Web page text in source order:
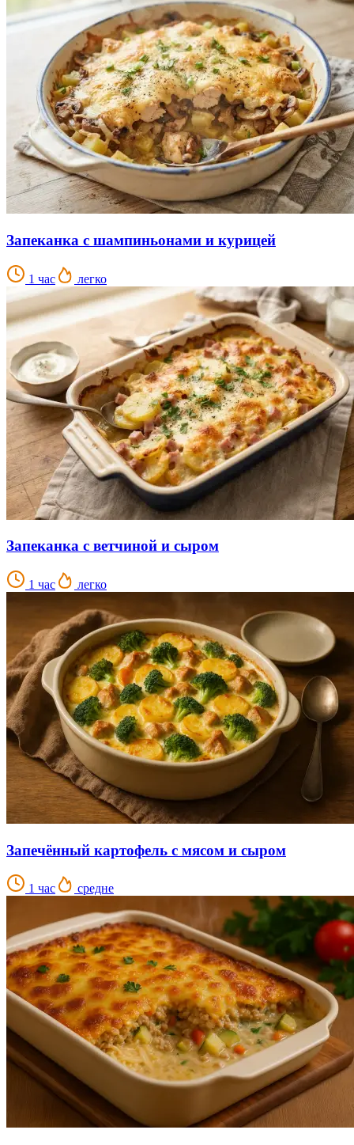
Запеканка с шампиньонами и курицей
1 час легко
Запеканка с ветчиной и сыром
1 час легко
Запечённый картофель с мясом и сыром
1 час средне